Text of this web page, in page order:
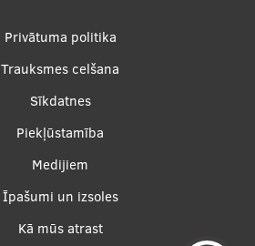
Privātuma politika
Trauksmes celšana
Sīkdatnes
Piekļūstamība
Medijiem
Īpašumi un izsoles
Kā mūs atrast